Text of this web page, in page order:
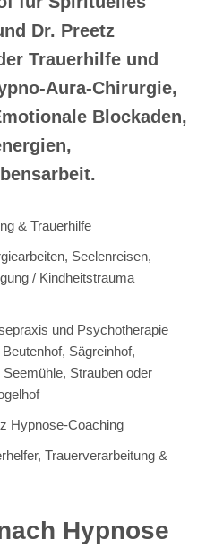
Dr. Preetz
Trauerhilfe und
Aura-Chirurgie,
Blockaden,
& Trauerhilfe
Seelenreisen,
/ Kindheitstrauma
und Psychotherapie
Sägreinhof,
Strauben oder
Hypnose-Coaching
Trauerverarbeitung &
Hypnose